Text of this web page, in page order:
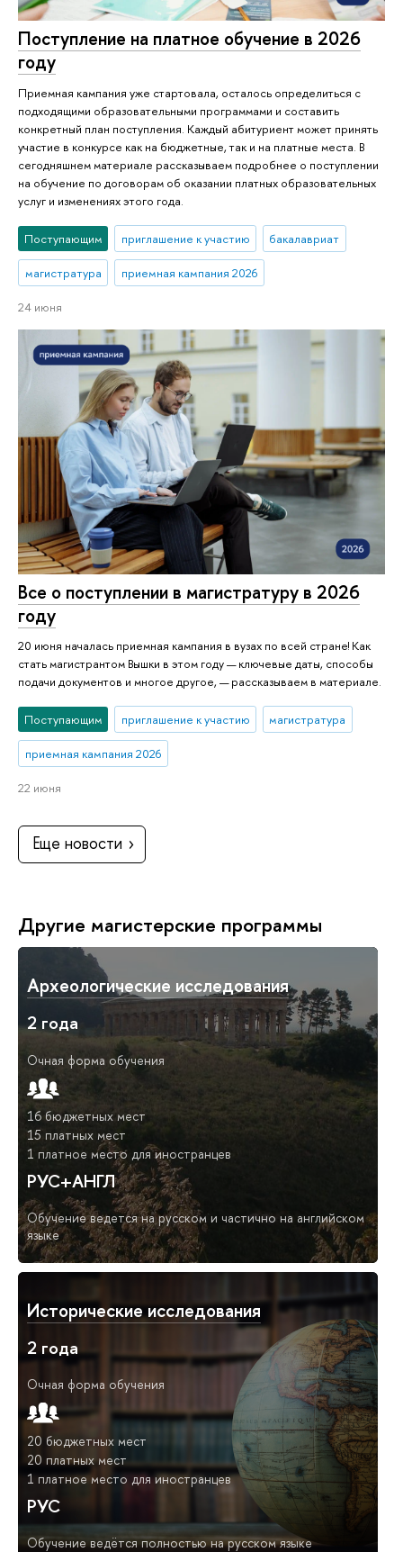
Поступление на платное обучение в 2026
году
Приемная кампания уже стартовала, осталось определиться с
подходящими образовательными программами и составить
конкретный план поступления. Каждый абитуриент может принять
участие в конкурсе как на бюджетные, так и на платные места. В
сегодняшнем материале рассказываем подробнее о поступлении
на обучение по договорам об оказании платных образовательных
услуг и изменениях этого года.
Поступающим приглашение к участию бакалавриат
магистратура приемная кампания 2026
24 июня
Все о поступлении в магистратуру в 2026
году
20 июня началась приемная кампания в вузах по всей стране! Как
стать магистрантом Вышки в этом году — ключевые даты, способы
подачи документов и многое другое, — рассказываем в материале.
Поступающим приглашение к участию магистратура
приемная кампания 2026
22 июня
Еще новости
Другие магистерские программы
Археологические исследования
2 года
Очная форма обучения
16 бюджетных мест
15 платных мест
1 платное место для иностранцев
РУС+АНГЛ
Обучение ведется на русском и частично на английском
языке
Исторические исследования
2 года
Очная форма обучения
20 бюджетных мест
20 платных мест
1 платное место для иностранцев
РУС
Обучение ведётся полностью на русском языке